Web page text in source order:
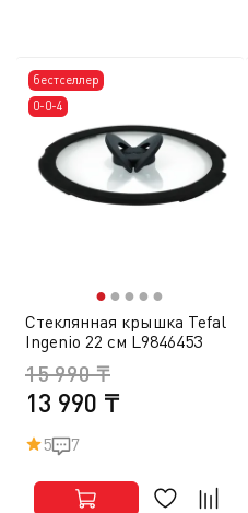
бестселлер
0-0-4
●● ● ● ●
Стеклянная крышка Tefal
Ingenio 22 см L9846453
13 990 ₸
15 990 ₸
5 7